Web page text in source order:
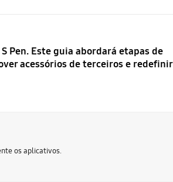
Pen. Este guia abordará etapas de
acessórios de terceiros e redefinir
os aplicativos.